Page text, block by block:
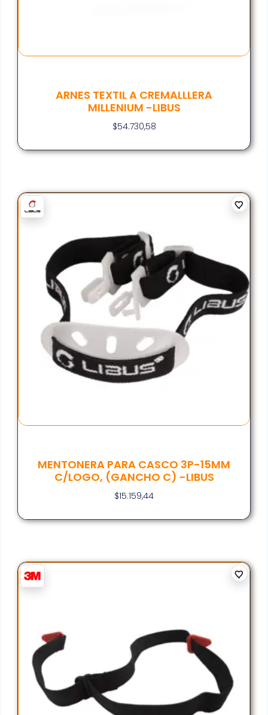
ARNES TEXTIL A CREMALLLERA
MILLENIUM -LIBUS
$54.730,58
MENTONERA PARA CASCO 3P-15MM
C/LOGO, (GANCHO C) -LIBUS
$15.159,44